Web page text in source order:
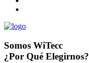
Somos WiTecc
¿Por Qué Elegirnos?